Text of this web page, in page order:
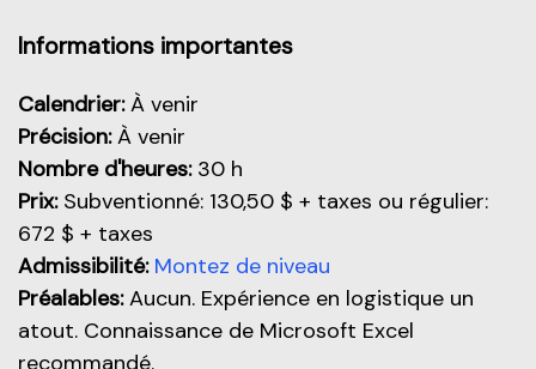
Informations importantes
Calendrier:À venir
Précision:À venir
Nombre d'heures:30 h
Prix: Subventionné: 130,50 $ + taxes ou régulier:
672 $ + taxes
Admissibilité: Montez de niveau
Préalables:Aucun. Expérience en logistique un
atout. Connaissance de Microsoft Excel
recommandé.